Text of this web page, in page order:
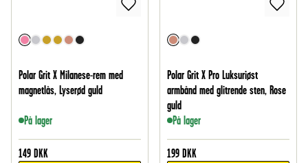
Polar Grit X Milanese-rem med
magnetlås, Lyserød guld
På lager
149 DKK
Polar Grit X Pro Luksuriøst
armbånd med glitrende sten, Rose
guld
På lager
199 DKK